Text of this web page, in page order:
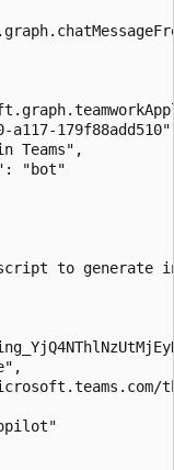
a117-
Teams",
"bot"
to generate